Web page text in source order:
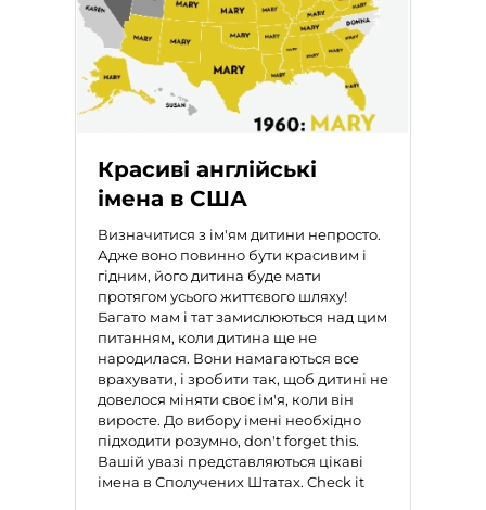
Красиві англійські
імена в США
Визначитися з ім'ям дитини непросто.
Адже воно повинно бути красивим і
гідним, його дитина буде мати
протягом усього життєвого шляху!
Багато мам і тат замислюються над цим
питанням, коли дитина ще не
народилася. Вони намагаються все
врахувати, і зробити так, щоб дитині не
довелося міняти своє ім'я, коли він
виросте. До вибору імені необхідно
підходити розумно, don't forget this.
Вашій увазі представляються цікаві
імена в Сполучених Штатах. Check it